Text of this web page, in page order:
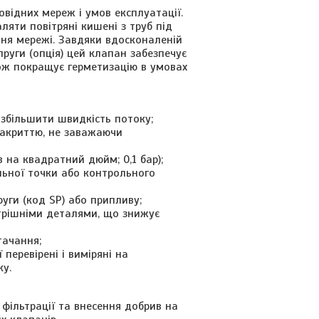
мереж і умов експлуатації.
повітряні кишені з труб під
мережі. Завдяки вдосконаленій
(опція) цей клапан забезпечує
покращує герметизацію в умовах
швидкість потоку;
не заважаючи
на квадратний дюйм; 0,1 бар);
точки або контрольного
(код SP) або припливу;
деталями, що знижує
і виміряні на
та внесення добрив на